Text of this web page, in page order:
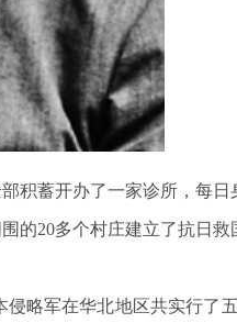
积蓄开办了一家诊所，每
的20多个村庄建立了抗日救
略军在华北地区共实行了